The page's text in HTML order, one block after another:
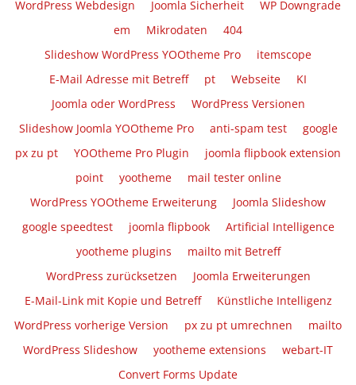
WordPress Webdesign Joomla Sicherheit
WP Downgrade
em
Mikrodaten
404
Slideshow WordPress YOOtheme Pro
itemscope
E-Mail Adresse mit Betreff
pt Webseite
KI
Joomla oder WordPress
WordPress Versionen
Slideshow Joomla YOOtheme Pro
anti-spam test
google
px zu pt
YOOtheme Pro Plugin
joomla flipbook extension
point
yootheme
mail tester online
WordPress YOOtheme Erweiterung
Joomla Slideshow
google speedtest
joomla flipbook
Artificial Intelligence
yootheme plugins
mailto mit Betreff
WordPress zurücksetzen
Joomla Erweiterungen
E-Mail-Link mit Kopie und Betreff
Künstliche Intelligenz
WordPress vorherige Version
px zu pt umrechnen
mailto
WordPress Slideshow
yootheme extensions
webart-IT
Convert Forms Update